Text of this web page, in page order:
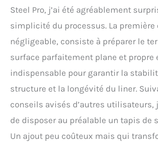
Steel Pro, j’ai été agréablement
simplicité du processus. La première
négligeable, consiste à préparer le
surface parfaitement plane et propre
indispensable pour garantir la
structure et la longévité du liner.
conseils avisés d’autres utilisateurs,
de disposer au préalable un tapis de
Un ajout peu coûteux mais qui